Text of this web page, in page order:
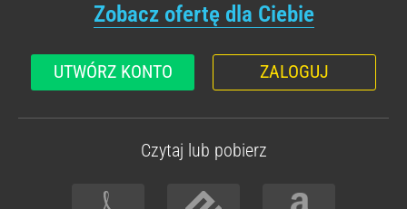
Zobacz ofertę dla Ciebie
UTWÓRZ KONTO ZALOGUJ
Czytaj lub pobierz